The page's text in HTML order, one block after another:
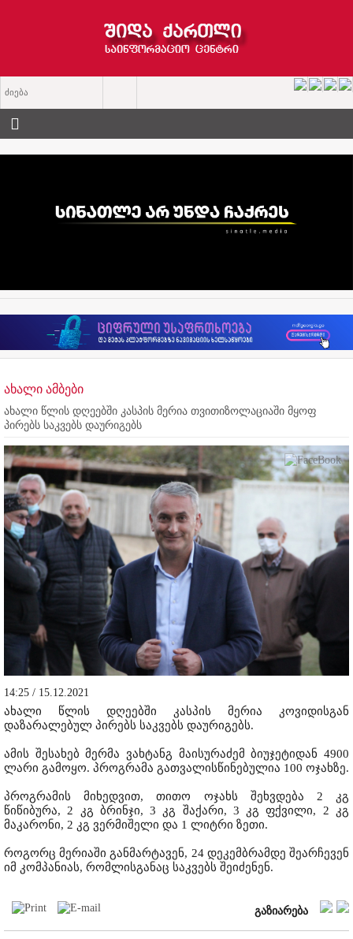
ახალი ამბები
ახალი წლის დღეებში კასპის მერია თვითიზოლაციაში მყოფ
პირებს საკვებს დაურიგებს
14:25 / 15.12.2021
ახალი წლის დღეებში კასპის მერია კოვიდისგან
დაზარალებულ პირებს საკვებს დაურიგებს.
ამის შესახებ მერმა ვახტანგ მაისურაძემ ბიუჯეტიდან 4900
ლარი გამოყო. პროგრამა გათვალისწინებულია 100 ოჯახზე.
პროგრამის მიხედვით, თითო ოჯახს შეხვდება 2 კგ
წიწიბურა, 2 კგ ბრინჯი, 3 კგ შაქარი, 3 კგ ფქვილი, 2 კგ
მაკარონი, 2 კგ ვერმიშელი და 1 ლიტრი ზეთი.
როგორც მერიაში განმარტავენ, 24 დეკემბრამდე შეარჩევენ
იმ კომპანიას, რომლისგანაც საკვებს შეიძენენ.
გაზიარება